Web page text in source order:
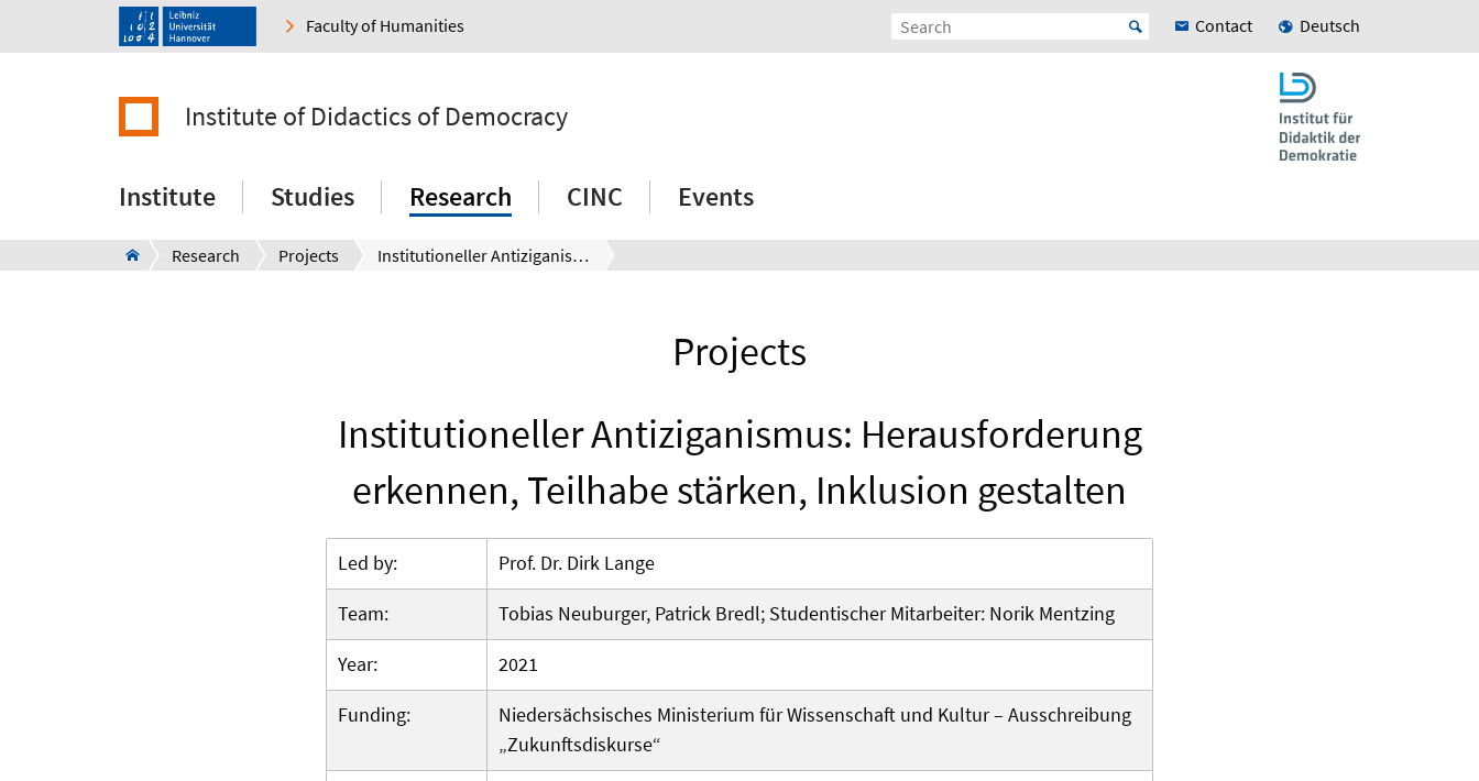
Faculty of Humanities Contact Deutsch
Institute of Didactics of Democracy
Institute Studies Research CINC Events
Research Projects Institutioneller Antiziganismus: Herausforderung erkennen, Teilhabe stärken, Inklusion gestalten
Projects
Institutioneller Antiziganismus: Herausforderung
erkennen, Teilhabe stärken, Inklusion gestalten
Led by:
Prof. Dr. Dirk Lange
Team:
Tobias Neuburger, Patrick Bredl; Studentischer Mitarbeiter: Norik Mentzing
Year:
2021
Funding:
Niedersächsisches Ministerium für Wissenschaft und Kultur – Ausschreibung
„Zukunftsdiskurse“